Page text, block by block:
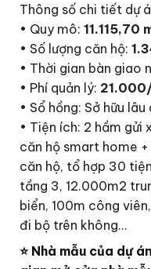
Thông số chi tiết dự
• Quy mô: 11.115,70
• Số lượng căn hộ:
• Thời gian bàn giao
• Phí quản lý:
• Sổ hồng: Sở hữu lâu
• Tiện ích: 2 hầm gửi
căn hộ smart home
căn hộ, tổ hợp 30
tầng 3, 12.000m2
biển, 100m công
đi bộ trên không…
⭐ Nhà mẫu của dự